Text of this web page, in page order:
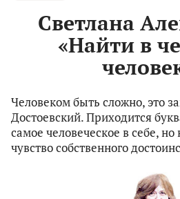
Светлана
«Найти в
Человеком быть сложно, это
Достоевский. Приходится
самое человеческое в себе,
чувство собственного